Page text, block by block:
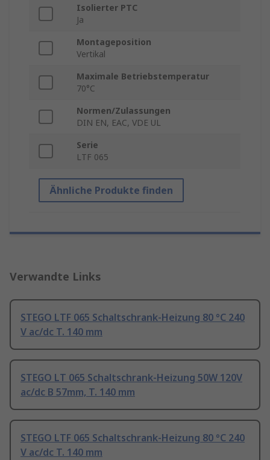
Isolierter PTC
Ja
Montageposition
Vertikal
Maximale Betriebstemperatur
70°C
Normen/Zulassungen
DIN EN, EAC, VDE UL
Serie
LTF 065
Ähnliche Produkte finden
Verwandte Links
STEGO LTF 065 Schaltschrank-Heizung 80 °C 240
V ac/dc T. 140 mm
STEGO LT 065 Schaltschrank-Heizung 50W 120V
ac/dc B 57mm, T. 140 mm
STEGO LTF 065 Schaltschrank-Heizung 80 °C 240
V ac/dc T. 140 mm